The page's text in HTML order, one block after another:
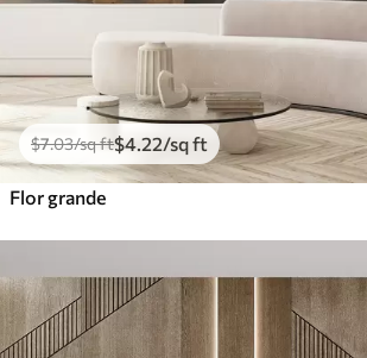
$7.03/sq ft$4.22/sq ft
Flor grande